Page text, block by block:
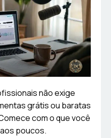
não exige
grátis ou baratas
com o que você
poucos.